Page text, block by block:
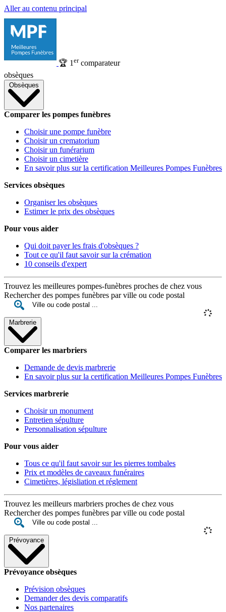
Aller au contenu principal
🏆 1 ercomparateur
obsèques
Obsèques
Comparer les pompes funèbres
Choisir une pompe funèbre
Choisir un crematorium
Choisir un funérarium
Choisir un cimetière
En savoir plus sur la certification Meilleures Pompes Funèbres
Services obsèques
Organiser les obsèques
Estimer le prix des obsèques
Pour vous aider
Qui doit payer les frais d'obsèques ?
Tout ce qu'il faut savoir sur la crémation
10 conseils d'expert
Trouvez les meilleures pompes-funèbres proches de chez vous
Rechercher des pompes funèbres par ville ou code postal
Marbrerie
Comparer les marbriers
Demande de devis marbrerie
En savoir plus sur la certification Meilleures Pompes Funèbres
Services marbrerie
Choisir un monument
Entretien sépulture
Personnalisation sépulture
Pour vous aider
Tous ce qu'il faut savoir sur les pierres tombales
Prix et modèles de caveaux funéraires
Cimetières, législiation et réglement
Trouvez les meilleurs marbriers proches de chez vous
Rechercher des pompes funèbres par ville ou code postal
Prévoyance
Prévoyance obsèques
Prévision obsèques
Demander des devis comparatifs
Nos partenaires